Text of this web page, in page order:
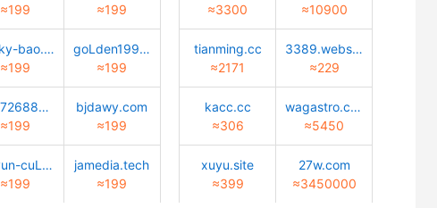
≈199
≈199
Lucky-bao.top
≈199
goLden1999.com
≈199
02472688888.com
≈199
bjdawy.com
≈199
caiyun-cuLture.com
≈199
jamedia.tech
≈199
≈3300
≈10900
tianming.cc
≈2171
3389.website
≈229
kacc.cc
≈306
wagastro.com
≈5450
xuyu.site
≈399
27w.com
≈3450000